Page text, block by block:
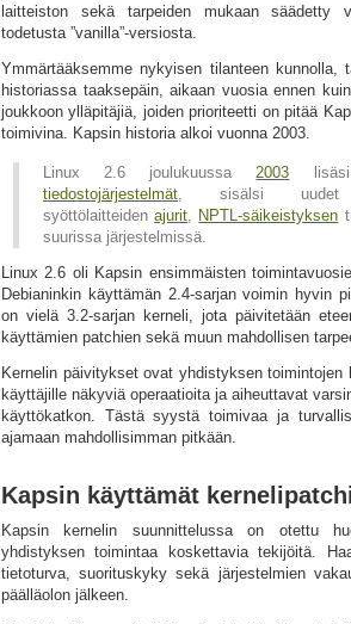
laitteiston sekä tarpeiden mukaan säädetty
todetusta ”vanilla”-versiosta.
Ymmärtääksemme nykyisen tilanteen kunnolla,
historiassa taaksepäin, aikaan vuosia ennen
joukkoon ylläpitäjiä, joiden prioriteetti on pitää
toimivina. Kapsin historia alkoi vuonna 2003.
Linux 2.6 joulukuussa2003
tiedostojärjestelmät, sisälsi
syöttölaitteidenajurit, NPTL-säikeistyksen
suurissa järjestelmissä.
Linux 2.6 oli Kapsin ensimmäisten
Debianinkin käyttämän 2.4-sarjan voimin hyvin
on vielä 3.2-sarjan kerneli, jota päivitetään
käyttämien patchien sekä muun mahdollisen
Kernelin päivitykset ovat yhdistyksen
käyttäjille näkyviä operaatioita ja aiheuttavat
käyttökatkon. Tästä syystä toimivaa ja
ajamaan mahdollisimman pitkään.
Kapsin käyttämät
Kapsin kernelin suunnittelussa on otettu
yhdistyksen toimintaa koskettavia tekijöitä.
tietoturva, suorituskyky sekä järjestelmien
päälläolon jälkeen.